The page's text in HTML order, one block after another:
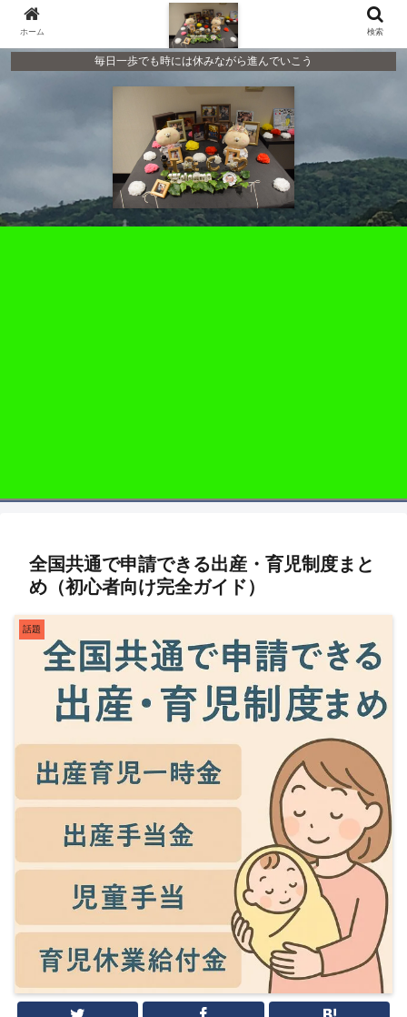
毎日一歩でも時には休みながら進んでいこう
全国共通で申請できる出産・育児制度まと
め（初心者向け完全ガイド）
話題
ホーム 検索